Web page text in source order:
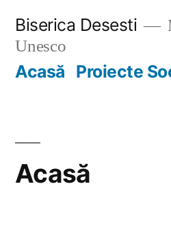
content
Biserica Desesti
Unesco
Acasă Proiecte
Acasă